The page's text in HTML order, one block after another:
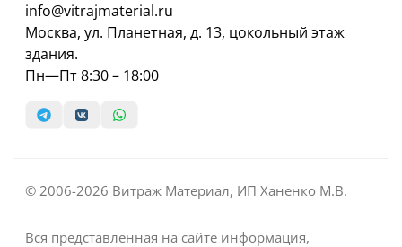
info@vitrajmaterial.ru
Москва, ул. Планетная, д. 13, цокольный этаж
здания.
Пн—Пт 8:30 – 18:00
© 2006-2026 Витраж Материал, ИП Ханенко М.В.
Вся представленная на сайте информация,